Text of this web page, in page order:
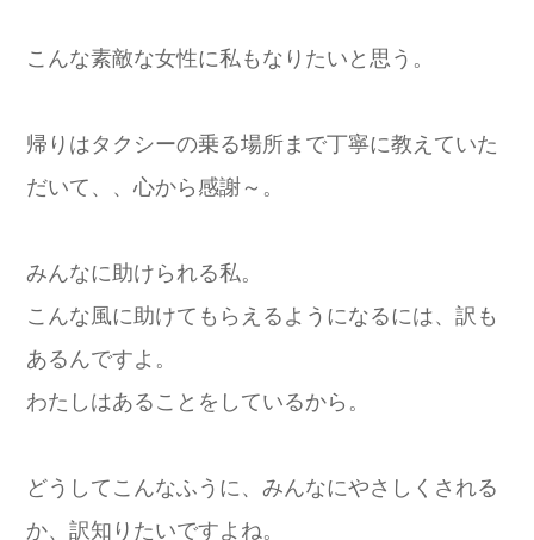
こんな素敵な女性に私もなりたいと思う。
帰りはタクシーの乗る場所まで丁寧に教えていた
だいて、、心から感謝～。
みんなに助けられる私。
こんな風に助けてもらえるようになるには、訳も
あるんですよ。
わたしはあることをしているから。
どうしてこんなふうに、みんなにやさしくされる
か、訳知りたいですよね。